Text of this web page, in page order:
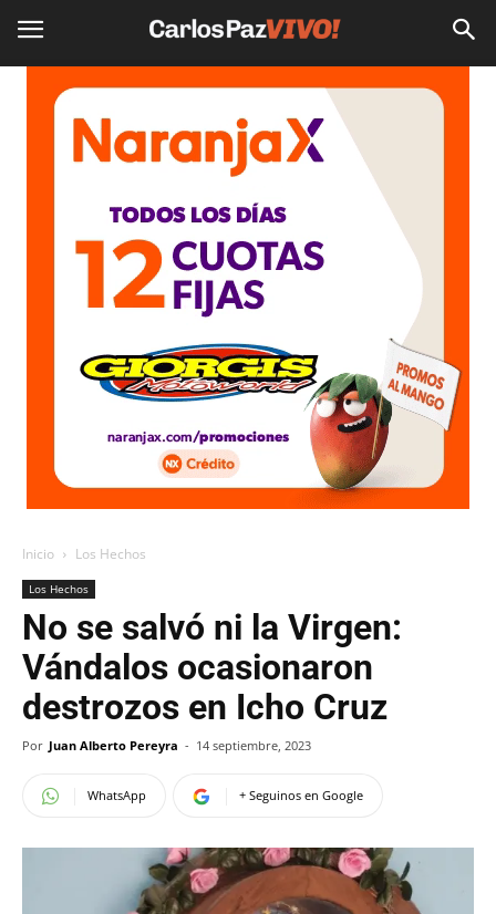
Inicio Los Hechos
Los Hechos
No se salvó ni la Virgen:
Vándalos ocasionaron
destrozos en Icho Cruz
Por Juan Alberto Pereyra - 14 septiembre, 2023
WhatsApp + Seguinos en Google